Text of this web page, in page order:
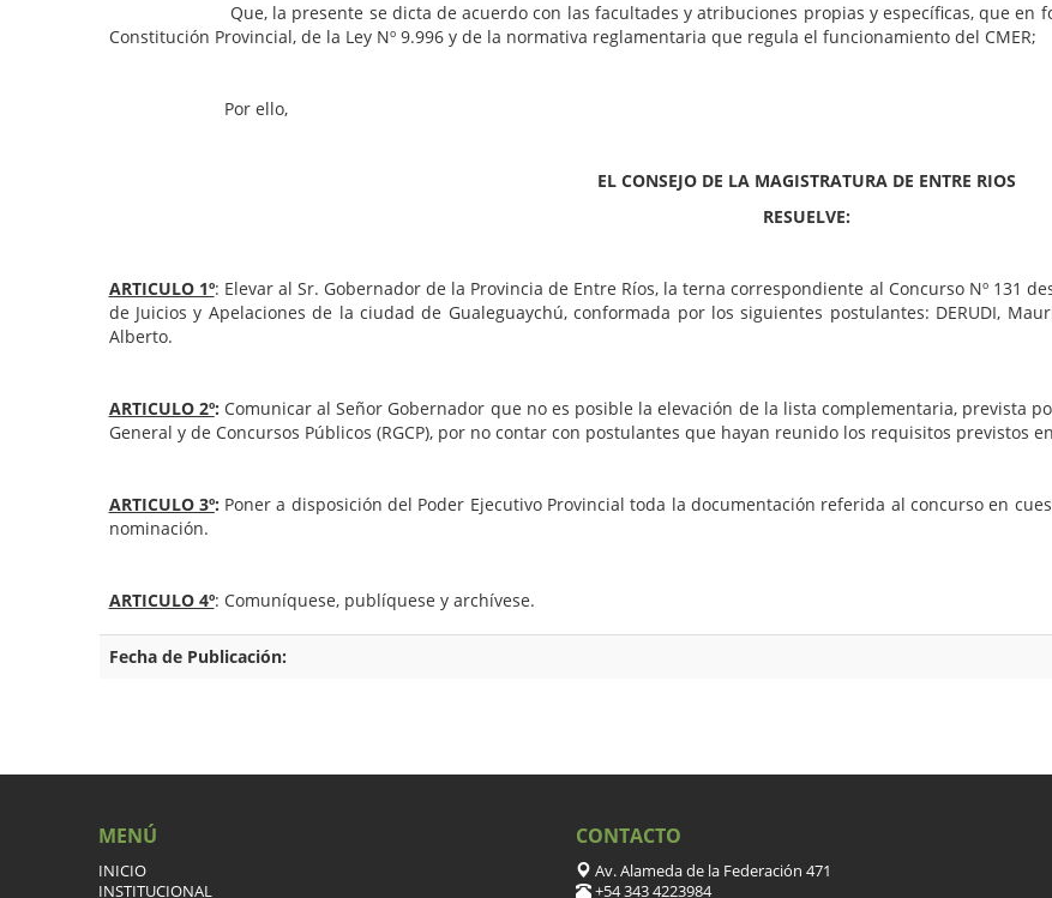
Que, la presente se dicta de acuerdo con las facultades y atribuciones propias y específicas, que en
Constitución Provincial, de la Ley Nº 9.996 y de la normativa reglamentaria que regula el funcionamiento del CMER;
Por ello,
EL CONSEJO DE LA MAGISTRATURA DE ENTRE RIOS
RESUELVE:
ARTICULO 1º: Elevar al Sr. Gobernador de la Provincia de Entre Ríos, la terna correspondiente al Concurso Nº 131
de Juicios y Apelaciones de la ciudad de Gualeguaychú, conformada por los siguientes postulantes: DERUDI,
Alberto.
ARTICULO 2º: Comunicar al Señor Gobernador que no es posible la elevación de la lista complementaria, prevista
General y de Concursos Públicos (RGCP), por no contar con postulantes que hayan reunido los requisitos previstos
ARTICULO 3º: Poner a disposición del Poder Ejecutivo Provincial toda la documentación referida al concurso en
nominación.
ARTICULO 4º: Comuníquese, publíquese y archívese.
Fecha de Publicación:
MENÚ
INICIO
INSTITUCIONAL
CONTACTO
Av. Alameda de la Federación 471
+54 343 4223984